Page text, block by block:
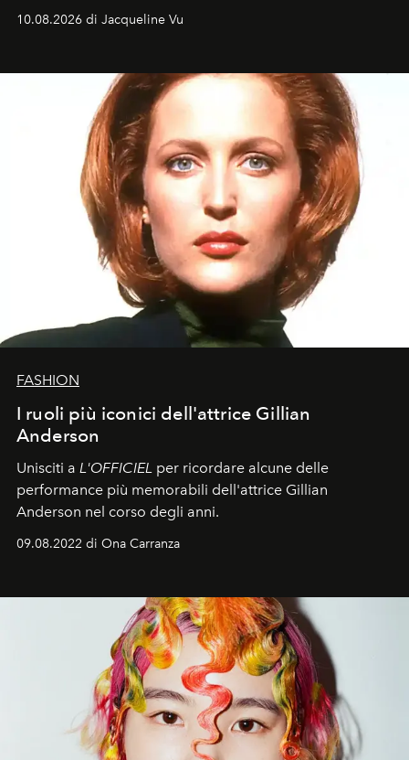
tradizionale e sulla cultura pop.
10.08.2026 di Jacqueline Vu
FASHION
I ruoli più iconici dell'attrice Gillian
Anderson
Unisciti a L'OFFICIEL per ricordare alcune delle
performance più memorabili dell'attrice Gillian
Anderson nel corso degli anni.
09.08.2022 di Ona Carranza